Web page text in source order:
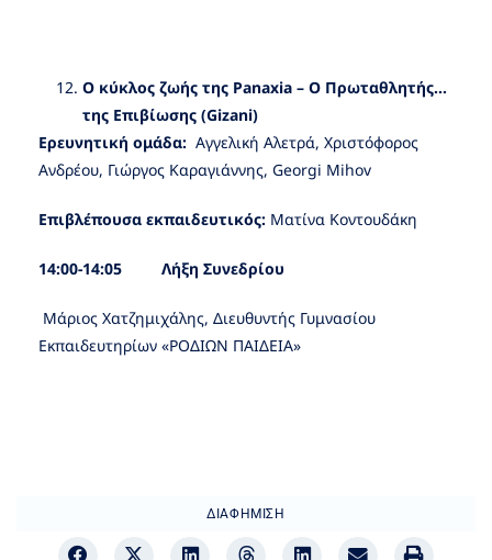
Ο κύκλος ζωής της Panaxia – Ο Πρωταθλητής…
της Επιβίωσης (Gizani)
Ερευνητική ομάδα: Αγγελική Αλετρά, Χριστόφορος
Ανδρέου, Γιώργος Καραγιάννης, Georgi Μihov
Επιβλέπουσα εκπαιδευτικός: Ματίνα Κοντουδάκη
14:00-14:05 Λήξη Συνεδρίου
Μάριος Χατζημιχάλης, Διευθυντής Γυμνασίου
Εκπαιδευτηρίων «ΡΟΔΙΩΝ ΠΑΙΔΕΙΑ»
ΔΙΑΦΉΜΙΣΗ